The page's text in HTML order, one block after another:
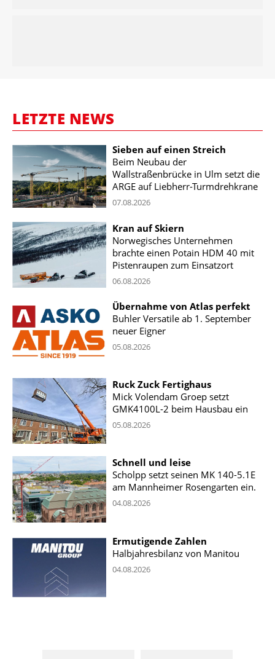
LETZTE NEWS
Sieben auf einen Streich
Beim Neubau der
Wallstraßenbrücke in Ulm setzt die
ARGE auf Liebherr-Turmdrehkrane
07.08.2026
Kran auf Skiern
Norwegisches Unternehmen
brachte einen Potain HDM 40 mit
Pistenraupen zum Einsatzort
06.08.2026
Übernahme von Atlas perfekt
Buhler Versatile ab 1. September
neuer Eigner
05.08.2026
Ruck Zuck Fertighaus
Mick Volendam Groep setzt
GMK4100L-2 beim Hausbau ein
05.08.2026
Schnell und leise
Scholpp setzt seinen MK 140-5.1E
am Mannheimer Rosengarten ein.
04.08.2026
Ermutigende Zahlen
Halbjahresbilanz von Manitou
04.08.2026